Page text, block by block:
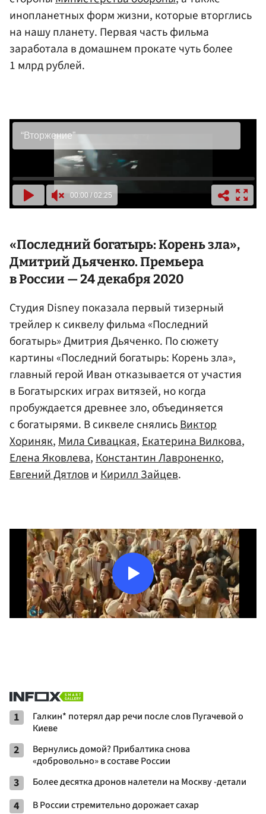
инопланетных форм жизни, которые вторглись
на нашу планету. Первая часть фильма
заработала в домашнем прокате чуть более
1 млрд рублей.
«Последний богатырь: Корень зла»,
Дмитрий Дьяченко. Премьера
в России — 24 декабря 2020
Студия Disney показала первый тизерный
трейлер к сиквелу фильма «Последний
богатырь» Дмитрия Дьяченко. По сюжету
картины «Последний богатырь: Корень зла»,
главный герой Иван отказывается от участия
в Богатырских играх витязей, но когда
пробуждается древнее зло, объединяется
с богатырями. В сиквеле снялисьВиктор
Хориняк,Мила Сивацкая,Екатерина Вилкова,
Елена Яковлева,Константин Лавроненко,
Евгений ДятловиКирилл Зайцев.
1
Галкин* потерял дар речи после слов Пугачевой о
Киеве
2
Вернулись домой? Прибалтика снова
«добровольно» в составе России
3 Более десятка дронов налетели на Москву -детали
4 В России стремительно дорожает сахар